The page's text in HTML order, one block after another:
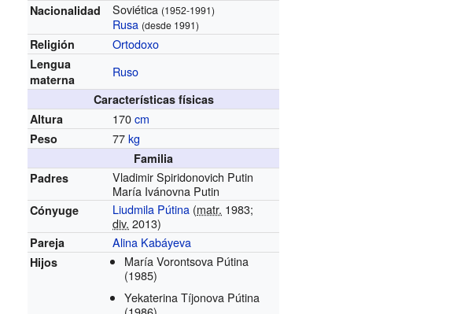
Nacionalidad Soviética (1952-1991)
Rusa (desde 1991)
Religión Ortodoxo
Lengua
materna
Ruso
Características físicas
Altura
170cm
Peso 77kg
Familia
Padres
Vladimir Spiridonovich Putin
María Ivánovna Putin
Cónyuge Liudmila Pútina (matr. 1983;
div. 2013)
Pareja Alina Kabáyeva
Hijos
María Vorontsova Pútina
(1985)
Yekaterina Tíjonova Pútina